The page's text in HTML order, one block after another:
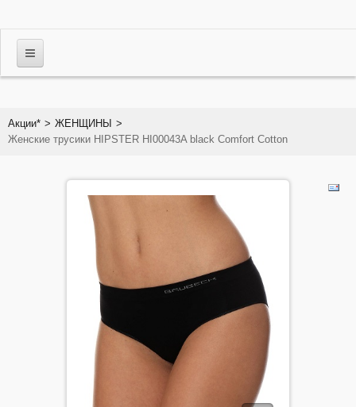
ЖЕНЩИНЫ
КОЛЕКЦИИ
Акции* > ЖЕНЩИНЫ >
Женские трусики HIPSTER HI00043A black Comfort Cotton